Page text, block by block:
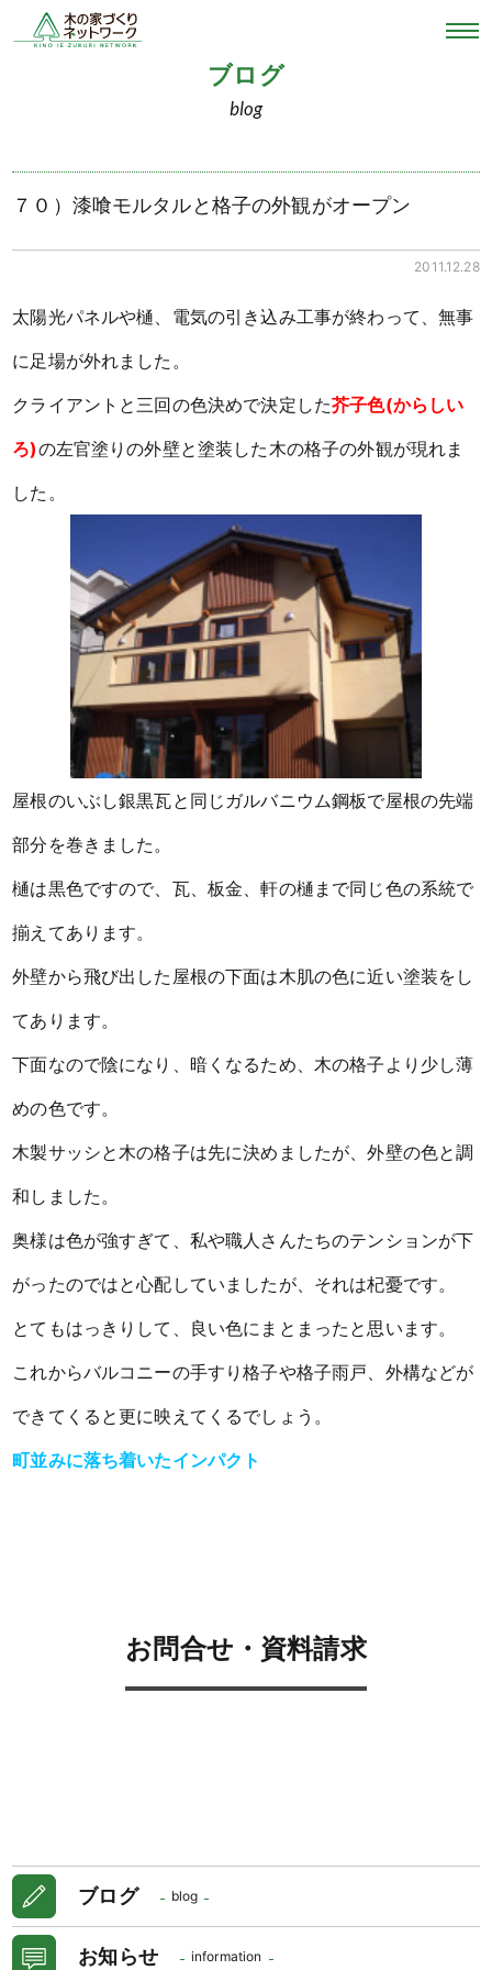
ブログ
blog
７０）漆喰モルタルと格子の外観がオープン
2011.12.28
太陽光パネルや樋、電気の引き込み工事が終わって、無事
に足場が外れました。
クライアントと三回の色決めで決定した芥子色(からしい
ろ)の左官塗りの外壁と塗装した木の格子の外観が現れま
した。
屋根のいぶし銀黒瓦と同じガルバニウム鋼板で屋根の先端
部分を巻きました。
樋は黒色ですので、瓦、板金、軒の樋まで同じ色の系統で
揃えてあります。
外壁から飛び出した屋根の下面は木肌の色に近い塗装をし
てあります。
下面なので陰になり、暗くなるため、木の格子より少し薄
めの色です。
木製サッシと木の格子は先に決めましたが、外壁の色と調
和しました。
奥様は色が強すぎて、私や職人さんたちのテンションが下
がったのではと心配していましたが、それは杞憂です。
とてもはっきりして、良い色にまとまったと思います。
これからバルコニーの手すり格子や格子雨戸、外構などが
できてくると更に映えてくるでしょう。
町並みに落ち着いたインパクト
お問合せ・資料請求
ブログ blog
お知らせ information